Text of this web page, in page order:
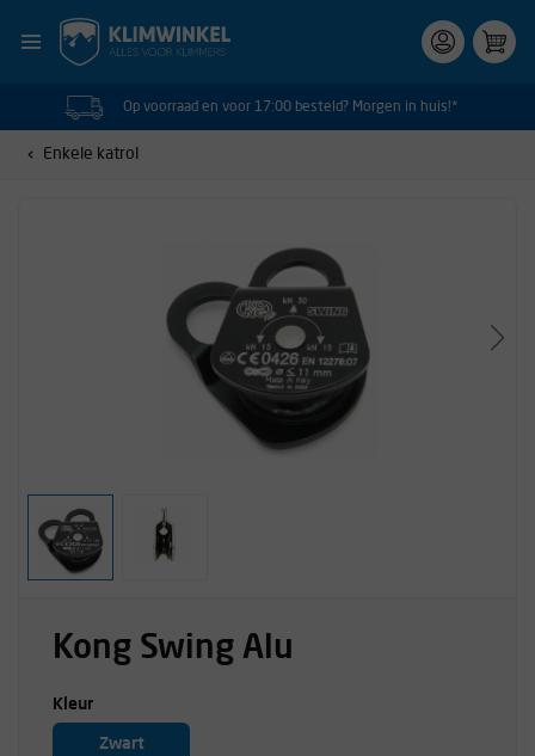
Op voorraad en voor 17:00 besteld? Morgen in huis!*
Enkele katrol
Kong Swing Alu
Kleur
Zwart